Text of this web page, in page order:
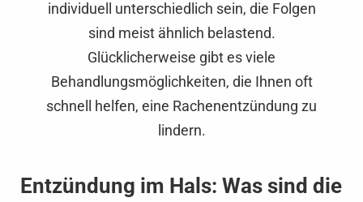
individuell unterschiedlich sein, die Folgen
sind meist ähnlich belastend.
Glücklicherweise gibt es viele
Behandlungsmöglichkeiten, die Ihnen oft
schnell helfen, eine Rachenentzündung zu
lindern.
Entzündung im Hals: Was sind die